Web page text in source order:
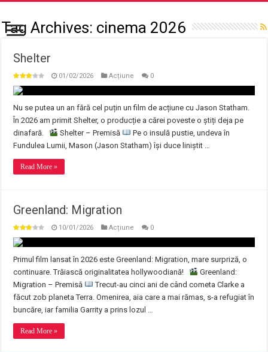
Tag Archives: cinema 2026
Shelter
01/02/2026 Acțiune 0
Nu se putea un an fără cel puțin un film de acțiune cu Jason Statham.
În 2026 am primit Shelter, o producție a cărei poveste o știți deja pe
dinafară.
Shelter – Premisă
Pe o insulă pustie, undeva în
Fundulea Lumii, Mason (Jason Statham) își duce liniștit …
Read More »
Greenland: Migration
10/01/2026 Acțiune 0
Primul film lansat în 2026 este Greenland: Migration, mare surpriză, o
continuare. Trăiască originalitatea hollywoodiană!
Greenland:
Migration – Premisă
Trecut-au cinci ani de când cometa Clarke a
făcut zob planeta Terra. Omenirea, aia care a mai rămas, s-a refugiat în
buncăre, iar familia Garrity a prins lozul …
Read More »